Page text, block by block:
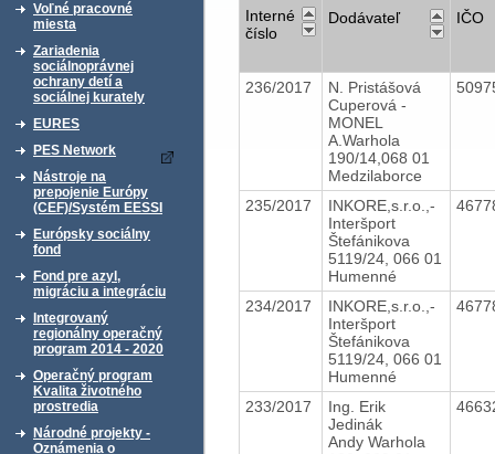
Voľné pracovné
miesta
Zariadenia
sociálnoprávnej
ochrany detí a
sociálnej kurately
EURES
PES Network
Nástroje na
prepojenie Európy
(CEF)/Systém EESSI
Európsky sociálny
fond
Fond pre azyl,
migráciu a integráciu
Integrovaný
regionálny operačný
program 2014 - 2020
Operačný program
Kvalita životného
prostredia
Národné projekty -
Oznámenia o
Interné
číslo
Dodávateľ IČO
236/2017
N. Pristášová
Cuperová -
MONEL
A.Warhola
190/14,068 01
Medzilaborce
235/2017
INKORE,s.r.o.,-
Interšport
Štefánikova
5119/24, 066 01
Humenné
234/2017
INKORE,s.r.o.,-
Interšport
Štefánikova
5119/24, 066 01
Humenné
233/2017
Ing. Erik
Jedinák
Andy Warhola